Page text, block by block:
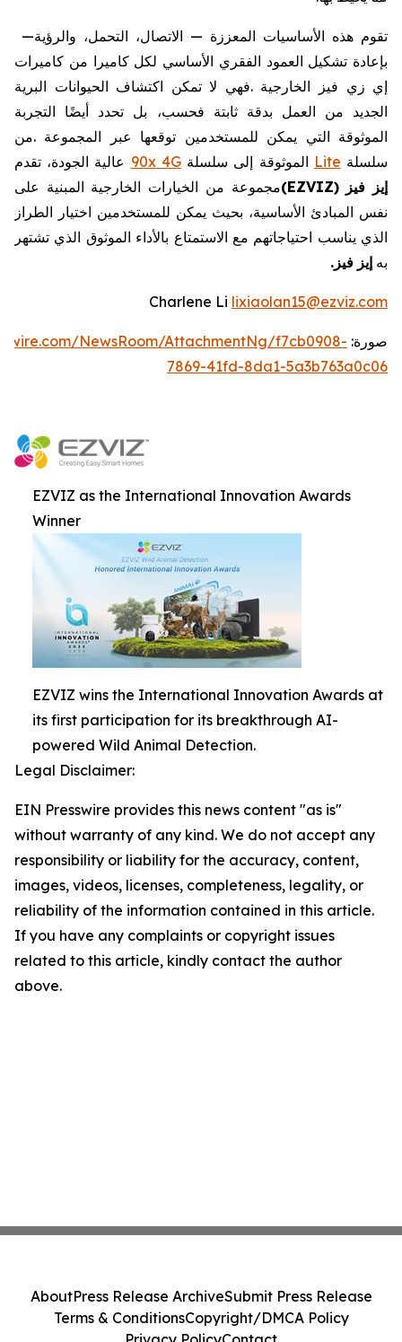
تقوم هذه الأساسيات المعززة — الاتصال، التحمل، والرؤية—
بإعادة تشكيل العمود الفقري الأساسي لكل كاميرا من كاميرات
إي زي فيز الخارجية .فهي لا تمكن اكتشاف الحيوانات البرية
الجديد من العمل بدقة ثابتة فحسب، بل تحدد أيضًا التجربة
الموثوقة التي يمكن للمستخدمين توقعها عبر المجموعة .من
سلسلة Lite الموثوقة إلى سلسلة 90x4G عالية الجودة، تقدم
إيز فيز (EZVIZ) مجموعة من الخيارات الخارجية المبنية على
نفس المبادئ الأساسية، بحيث يمكن للمستخدمين اختيار الطراز
الذي يناسب احتياجاتهم مع الاستمتاع بالأداء الموثوق الذي تشتهر
به إيز فيز .
Charlene Li lixiaolan15@ezviz.com
صورة: NewsRoom/AttachmentNg/f7cb0908-
7869-41fd-8da1-5a3b763a0c06
EZVIZ as the International Innovation Awards
Winner
EZVIZ wins the International Innovation Awards at
its first participation for its breakthrough AI-
powered Wild Animal Detection.
Legal Disclaimer:
EIN Presswire provides this news content "as is"
without warranty of any kind. We do not accept any
responsibility or liability for the accuracy, content,
images, videos, licenses, completeness, legality, or
reliability of the information contained in this article.
If you have any complaints or copyright issues
related to this article, kindly contact the author
above.
AboutPress Release ArchiveSubmit Press Release
Terms & ConditionsCopyright/DMCA Policy